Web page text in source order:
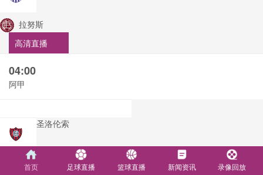
拉努斯
高清直播
04:00
阿甲
圣洛伦索
飓风队
首页 足球直播 篮球直播 新闻资讯 录像回放